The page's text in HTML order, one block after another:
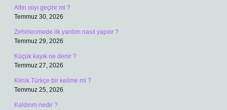
Altın ısıyı geçirir mi ?
Temmuz 30, 2026
Zehirlenmede ilk yardım nasıl yapılır ?
Temmuz 29, 2026
Küçük kayık ne denir ?
Temmuz 27, 2026
Klinik Türkçe bir kelime mi ?
Temmuz 25, 2026
Kaldırım nedir ?